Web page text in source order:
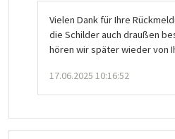
Vielen Dank für Ihre
die Schilder auch draußen
hören wir später wieder von
17.06.2025 10:16:52